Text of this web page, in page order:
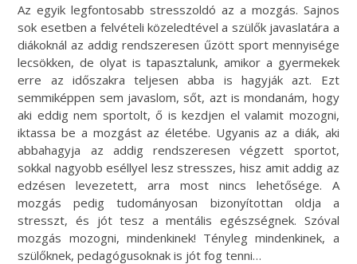
Az egyik legfontosabb stresszoldó az a mozgás. Sajnos
sok esetben a felvételi közeledtével a szülők javaslatára a
diákoknál az addig rendszeresen űzött sport mennyisége
lecsökken, de olyat is tapasztalunk, amikor a gyermekek
erre az időszakra teljesen abba is hagyják azt. Ezt
semmiképpen sem javaslom, sőt, azt is mondanám, hogy
aki eddig nem sportolt, ő is kezdjen el valamit mozogni,
iktassa be a mozgást az életébe. Ugyanis az a diák, aki
abbahagyja az addig rendszeresen végzett sportot,
sokkal nagyobb eséllyel lesz stresszes, hisz amit addig az
edzésen levezetett, arra most nincs lehetősége. A
mozgás pedig tudományosan bizonyítottan oldja a
stresszt, és jót tesz a mentális egészségnek. Szóval
mozgás mozogni, mindenkinek! Tényleg mindenkinek, a
szülőknek, pedagógusoknak is jót fog tenni…